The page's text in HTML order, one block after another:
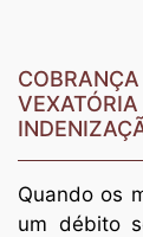
Quando os
um débito